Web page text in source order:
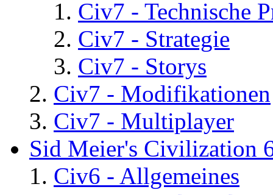
Civ7 - Technische
Civ7 - Strategie
Civ7 - Storys
Civ7 - Modifikationen
Civ7 - Multiplayer
Sid Meier's Civilization
Civ6 - Allgemeines